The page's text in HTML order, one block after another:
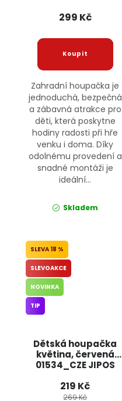
299 Kč
Zahradní houpačka je
jednoduchá, bezpečná
a zábavná atrakce pro
děti, která poskytne
hodiny radosti při hře
venku i doma. Díky
odolnému provedení a
snadné montáži je
ideální...
Skladem
Dětská houpačka
květina, červená
01534_CZE JIPOS
18 %
SLEVOAKCE
NOVINKA
TIP
219 Kč
269 Kč